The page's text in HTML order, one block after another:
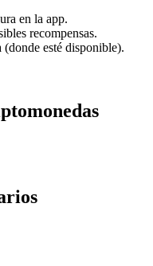
en la app.
recompensas.
esté disponible).